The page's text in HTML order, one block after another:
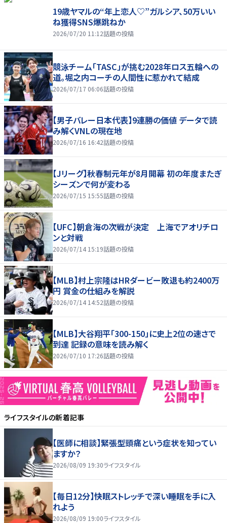
19歳ヤマルの“年上恋人♡”ガルシア、50万いい
ね獲得SNS爆跳ねか
2026/07/20 11:12話題の投稿
競泳チーム「TASC」が挑む2028年ロス五輪への
道。堀之内コーチの人間性に惹かれて結成
2026/07/17 06:06話題の投稿
【男子バレー日本代表】9連勝の価値 データで読
み解くVNLの現在地
2026/07/16 16:42話題の投稿
【Jリーグ】秋春制元年が8月開幕 初の年度またぎ
シーズンで何が変わる
2026/07/15 15:55話題の投稿
【UFC】朝倉海の次戦が決定 上海でアオリチロ
ンと対戦
2026/07/14 15:19話題の投稿
【MLB】村上宗隆はHRダービー敗退も約2400万
円 賞金の仕組みを解説
2026/07/14 14:52話題の投稿
【MLB】大谷翔平「300-150」に史上2位の速さで
到達 記録の意味を読み解く
2026/07/10 17:26話題の投稿
ライフスタイルの新着記事
【医師に相談】緊張型頭痛という症状を知ってい
ますか？
2026/08/09 19:30ライフスタイル
【毎日12分】快眠ストレッチで深い睡眠を手に入
れよう
2026/08/09 19:00ライフスタイル